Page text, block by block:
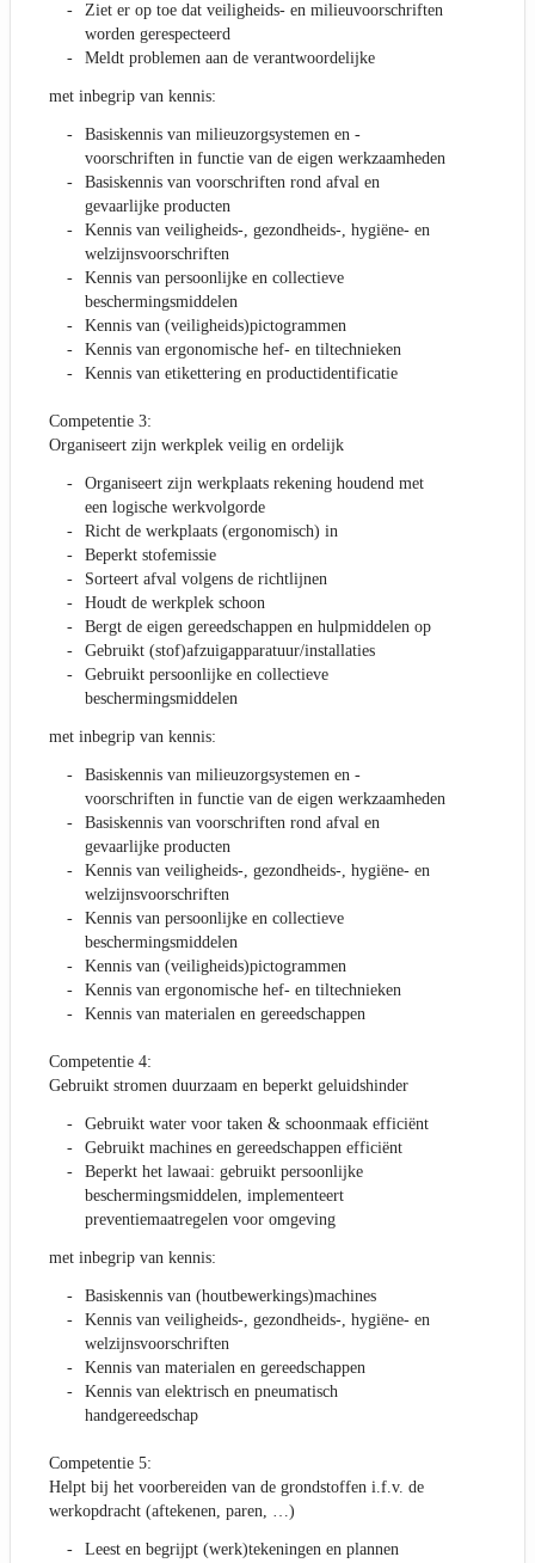
Ziet er op toe dat veiligheids- en milieuvoorschriften
worden gerespecteerd
Meldt problemen aan de verantwoordelijke
met inbegrip van kennis:
Basiskennis van milieuzorgsystemen en -
voorschriften in functie van de eigen werkzaamheden
Basiskennis van voorschriften rond afval en
gevaarlijke producten
Kennis van veiligheids-, gezondheids-, hygiëne- en
welzijnsvoorschriften
Kennis van persoonlijke en collectieve
beschermingsmiddelen
Kennis van (veiligheids)pictogrammen
Kennis van ergonomische hef- en tiltechnieken
Kennis van etikettering en productidentificatie
Competentie 3:
Organiseert zijn werkplek veilig en ordelijk
Organiseert zijn werkplaats rekening houdend met
een logische werkvolgorde
Richt de werkplaats (ergonomisch) in
Beperkt stofemissie
Sorteert afval volgens de richtlijnen
Houdt de werkplek schoon
Bergt de eigen gereedschappen en hulpmiddelen op
Gebruikt (stof)afzuigapparatuur/installaties
Gebruikt persoonlijke en collectieve
beschermingsmiddelen
met inbegrip van kennis:
Basiskennis van milieuzorgsystemen en -
voorschriften in functie van de eigen werkzaamheden
Basiskennis van voorschriften rond afval en
gevaarlijke producten
Kennis van veiligheids-, gezondheids-, hygiëne- en
welzijnsvoorschriften
Kennis van persoonlijke en collectieve
beschermingsmiddelen
Kennis van (veiligheids)pictogrammen
Kennis van ergonomische hef- en tiltechnieken
Kennis van materialen en gereedschappen
Competentie 4:
Gebruikt stromen duurzaam en beperkt geluidshinder
Gebruikt water voor taken & schoonmaak efficiënt
Gebruikt machines en gereedschappen efficiënt
Beperkt het lawaai: gebruikt persoonlijke
beschermingsmiddelen, implementeert
preventiemaatregelen voor omgeving
met inbegrip van kennis:
Basiskennis van (houtbewerkings)machines
Kennis van veiligheids-, gezondheids-, hygiëne- en
welzijnsvoorschriften
Kennis van materialen en gereedschappen
Kennis van elektrisch en pneumatisch
handgereedschap
Competentie 5:
Helpt bij het voorbereiden van de grondstoffen i.f.v. de
werkopdracht (aftekenen, paren, …)
Leest en begrijpt (werk)tekeningen en plannen